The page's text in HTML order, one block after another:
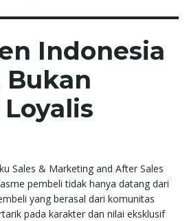
Indonesia
Sales & Marketing and After Sales
pembeli tidak hanya datang dari
yang berasal dari komunitas
pada karakter dan nilai eksklusif